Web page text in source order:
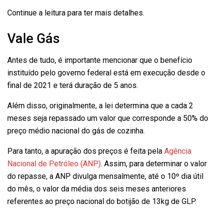
Continue a leitura para ter mais detalhes.
Vale Gás
Antes de tudo, é importante mencionar que o benefício
instituído pelo governo federal está em execução desde o
final de 2021 e terá duração de 5 anos.
Além disso, originalmente, a lei determina que a cada 2
meses seja repassado um valor que corresponde a 50% do
preço médio nacional do gás de cozinha.
Para tanto, a apuração dos preços é feita pela Agência
Nacional de Petróleo (ANP). Assim, para determinar o valor
do repasse, a ANP divulga mensalmente, até o 10º dia útil
do mês, o valor da média dos seis meses anteriores
referentes ao preço nacional do botijão de 13kg de GLP.